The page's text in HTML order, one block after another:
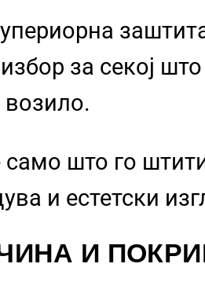
за секој
што го
и естетски
И